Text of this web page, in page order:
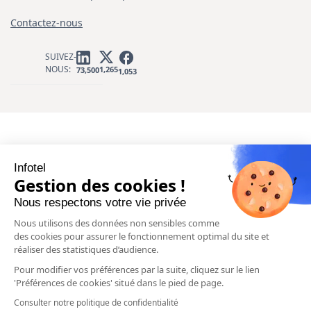
Contactez-nous
SUIVEZ-
NOUS: 73,5001,2651,053
Infotel
Gestion des cookies !
Nous respectons votre vie privée
Nous utilisons des données non sensibles comme
des cookies pour assurer le fonctionnement optimal du site et
réaliser des statistiques d’audience.
Pour modifier vos préférences par la suite, cliquez sur le lien
'Préférences de cookies' situé dans le pied de page.
Consulter notre politique de confidentialité